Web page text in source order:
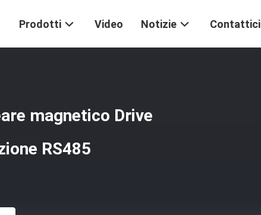
Prodotti Video Notizie Contattici
magnetico Drive
RS485